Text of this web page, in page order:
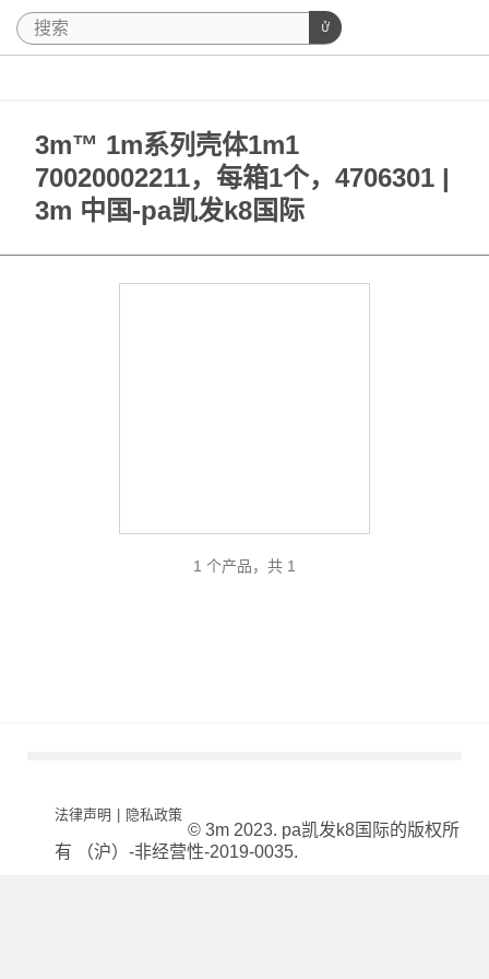
3m™ 1m系列壳体1m1
70020002211，每箱1个，4706301 |
3m 中国-pa凯发k8国际
1 个产品，共 1
法律声明 | 隐私政策
© 3m 2023. pa凯发k8国际的版权所
有 （沪）-非经营性-2019-0035.